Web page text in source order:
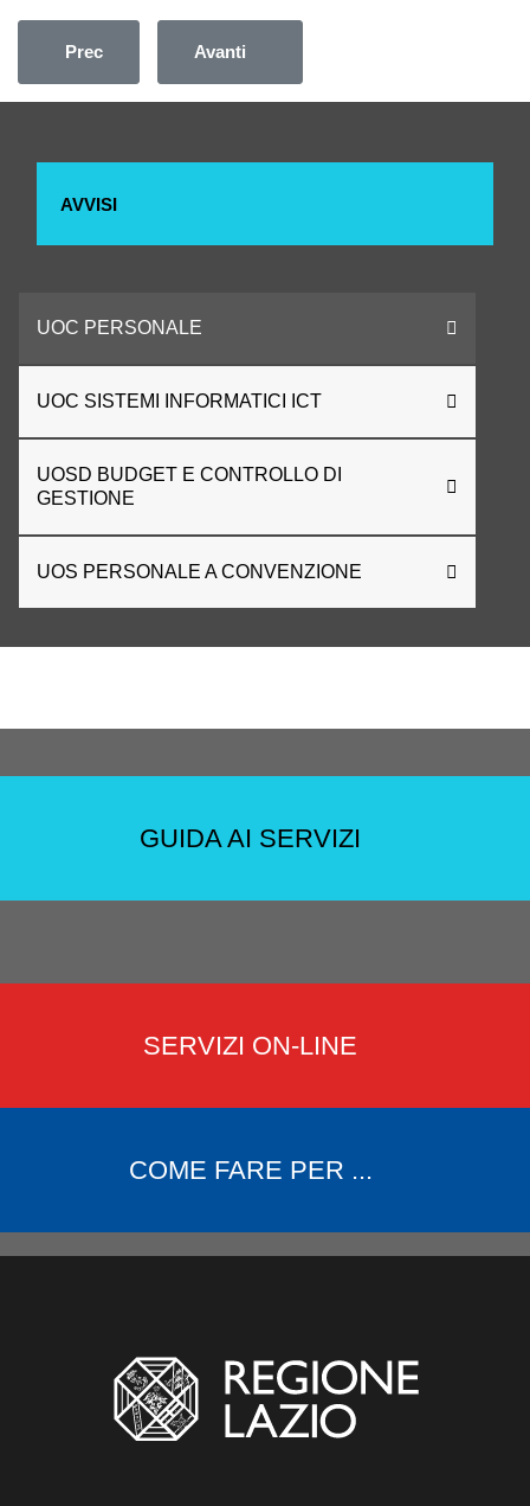
Articolo precedente: AVVISO PUBBLICO PER LA
Prec Articolo successivo: AVVISO
Avanti
AVVISI
UOC PERSONALE
UOC SISTEMI INFORMATICI ICT
UOSD BUDGET E CONTROLLO DI
GESTIONE
UOS PERSONALE A CONVENZIONE
GUIDA AI SERVIZI
SERVIZI ON-LINE
COME FARE PER ...